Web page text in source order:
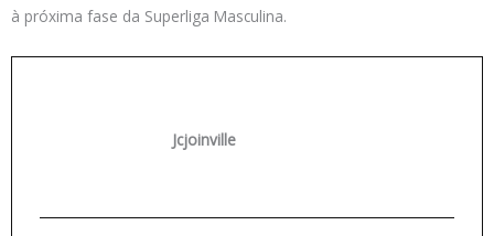
à próxima fase da Superliga Masculina.
Jcjoinville